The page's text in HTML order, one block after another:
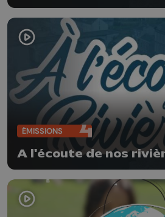
ÉMISSIONS
A l'écoute de nos